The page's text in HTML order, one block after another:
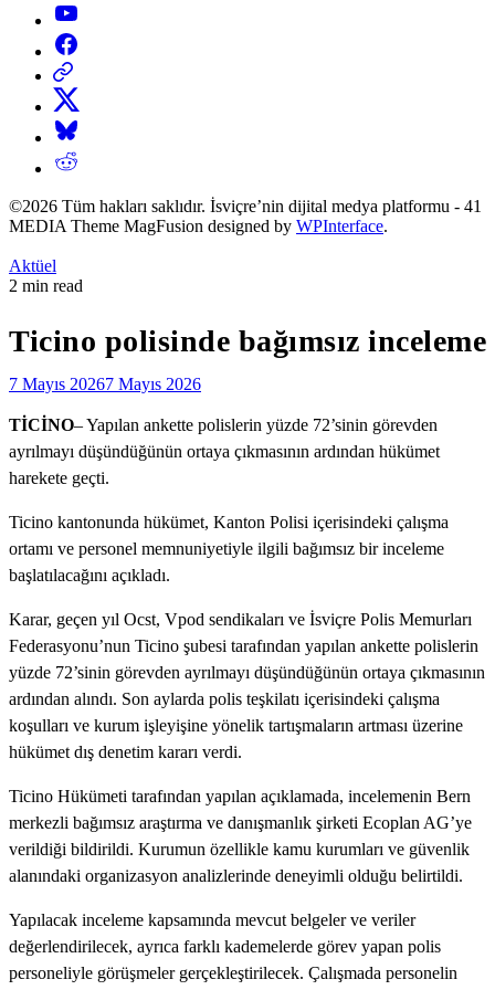
YouTube
Facebook
Threads
X
Bluesky
Reddit
©2026 Tüm hakları saklıdır. İsviçre’nin dijital medya platformu - 41
MEDIA Theme MagFusion designed by WPInterface.
Posted
in
Aktüel
Estimated
2 min read
Ticino polisinde bağımsız inceleme
7 Mayıs 20267 Mayıs 2026
TİCİNO– Yapılan ankette polislerin yüzde 72’sinin görevden
ayrılmayı düşündüğünün ortaya çıkmasının ardından hükümet
harekete geçti.
Ticino kantonunda hükümet, Kanton Polisi içerisindeki çalışma
ortamı ve personel memnuniyetiyle ilgili bağımsız bir inceleme
başlatılacağını açıkladı.
Karar, geçen yıl Ocst, Vpod sendikaları ve İsviçre Polis Memurları
Federasyonu’nun Ticino şubesi tarafından yapılan ankette polislerin
yüzde 72’sinin görevden ayrılmayı düşündüğünün ortaya çıkmasının
ardından alındı. Son aylarda polis teşkilatı içerisindeki çalışma
koşulları ve kurum işleyişine yönelik tartışmaların artması üzerine
hükümet dış denetim kararı verdi.
Ticino Hükümeti tarafından yapılan açıklamada, incelemenin Bern
merkezli bağımsız araştırma ve danışmanlık şirketi Ecoplan AG’ye
verildiği bildirildi. Kurumun özellikle kamu kurumları ve güvenlik
alanındaki organizasyon analizlerinde deneyimli olduğu belirtildi.
Yapılacak inceleme kapsamında mevcut belgeler ve veriler
değerlendirilecek, ayrıca farklı kademelerde görev yapan polis
personeliyle görüşmeler gerçekleştirilecek. Çalışmada personelin